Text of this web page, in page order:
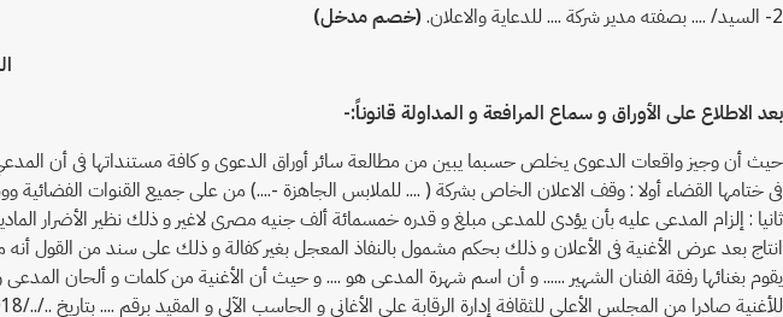
2- السيد/ .... بصفته مدير شركة .... للدعاية والاعلان.
(خصم مدخل)
بعد الاطلاع على الأوراق و سماع المرافعة و المداولة قانوناً:-
فى ختامها القضاء أولا : وقف الاعلان الخاص بشركة ( .... للملابس الجاهزة -....) من على جميع القنوات
ثانيا : إلزام المدعى عليه بأن يؤدى للمدعى مبلغ و قدره خمسمائة ألف جنيه مصرى لاغير و ذلك نظير الأضرار
انتاج بعد عرض الأغنية فى الأعلان و ذلك بحكم مشمول بالنفاذ المعجل بغير كفالة و ذلك على سند من القول